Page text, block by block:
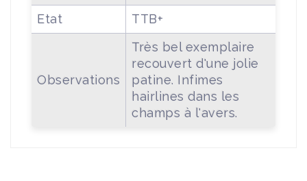
Etat
TTB+
Observations
Très bel exemplaire
recouvert d'une jolie
patine. Infimes
hairlines dans les
champs à l'avers.